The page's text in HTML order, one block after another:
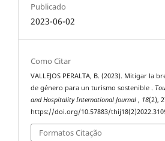
Publicado
2023-06-02
Como Citar
VALLEJOS PERALTA, B. (2023). Mitigar la
de género para un turismo sostenible .
and Hospitality International Journal , 18(2),
https://doi.org/10.57883/
Formatos Citação